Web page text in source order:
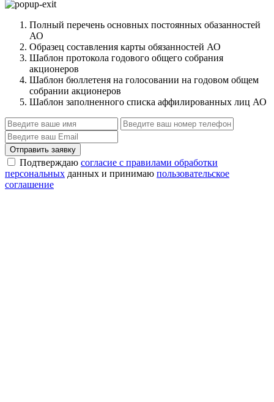
Полный перечень основных постоянных обазанностей
АО
Образец составления карты обязанностей АО
Шаблон протокола годового общего собрания
акционеров
Шаблон бюллетеня на голосовании на годовом общем
собрании акционеров
Шаблон заполненного списка аффилированных лиц АО
Отправить заявку
Подтверждаю согласие с правилами обработки
персональных данных и принимаю пользовательское
соглашение